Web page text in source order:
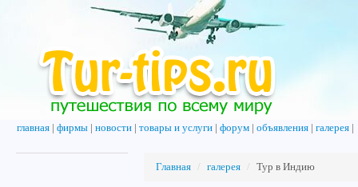
главная фирмы новости товары и услуги форум объявления галерея
Главная / галерея / Тур в Индию